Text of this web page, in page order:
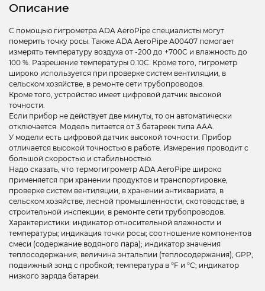
Описание
С помощью гигрометра ADA AeroPipe специалисты могут
померить точку росы. Также ADA AeroPipe А00407 помогает
измерять температуру воздуха от -200 до +700C и влажность до
100 %. Разрешение температуры 0.10C. Кроме того, гигрометр
широко используется при проверке систем вентиляции, в
сельском хозяйстве, в ремонте сети трубопроводов.
Кроме того, устройство имеет цифровой датчик высокой
точности.
Если прибор не действует две минуты, то он автоматически
отключается. Модель питается от 3 батареек типа ААА.
У модели есть цифровой датчик высокой точности. Прибор
отличается высокой точностью в работе. Измерения проводит с
большой скоростью и стабильностью.
Надо сказать, что термогигрометр ADA AeroPipe широко
применяется при хранении продуктов и транспортировке,
проверке систем вентиляции, в хранении антиквариата, в
сельском хозяйстве, лесной промышленности, скотоводстве, в
строительной инспекции, в ремонте сети трубопроводов.
Характеристики: индикатор относительной влажности и
температуры; индикация точки росы; соотношение компонентов
смеси (содержание водяного пара); индикатор значения
теплосодержания; величина энтальпии (теплосодержания); GPP;
подвижный зонд с пробкой; температура в °F и °C; индикатор
низкого заряда батареи.